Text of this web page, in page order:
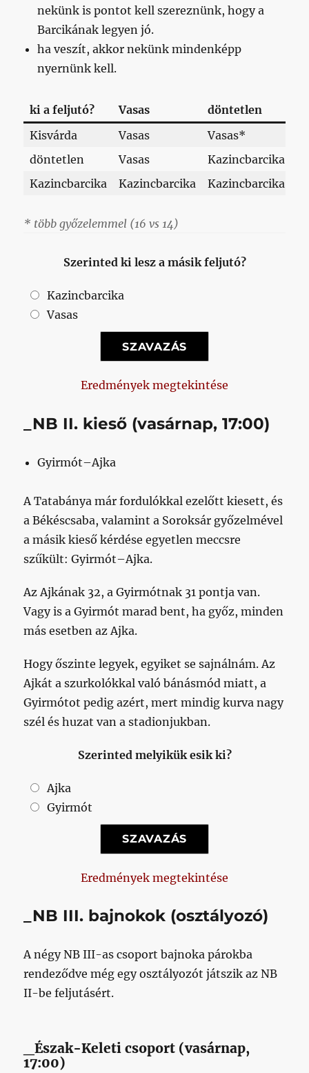
nekünk is pontot kell szereznünk, hogy a
Barcikának legyen jó.
ha veszít, akkor nekünk mindenképp
nyernünk kell.
ki a feljutó? Vasas döntetlen
Kisvárda
Vasas Vasas*
döntetlen
Vasas Kazincbarcika
Kazincbarcika
Kazincbarcika Kazincbarcika
* több győzelemmel (16 vs 14)
Szerinted ki lesz a másik feljutó?
Kazincbarcika
Vasas
Eredmények megtekintése
_NB II. kieső (vasárnap, 17:00)
Gyirmót–Ajka
A Tatabánya már fordulókkal ezelőtt kiesett, és
a Békéscsaba, valamint a Soroksár győzelmével
a másik kieső kérdése egyetlen meccsre
szűkült: Gyirmót–Ajka.
Az Ajkának 32, a Gyirmótnak 31 pontja van.
Vagy is a Gyirmót marad bent, ha győz, minden
más esetben az Ajka.
Hogy őszinte legyek, egyiket se sajnálnám. Az
Ajkát a szurkolókkal való bánásmód miatt, a
Gyirmótot pedig azért, mert mindig kurva nagy
szél és huzat van a stadionjukban.
Szerinted melyikük esik ki?
Ajka
Gyirmót
Eredmények megtekintése
_NB III. bajnokok (osztályozó)
A négy NB III-as csoport bajnoka párokba
rendeződve még egy osztályozót játszik az NB
II-be feljutásért.
_Észak-Keleti csoport (vasárnap,
17:00)